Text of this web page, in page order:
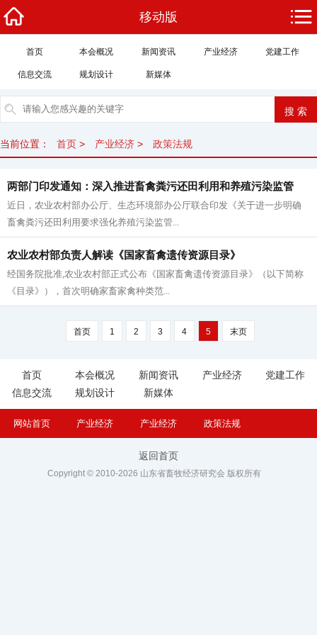
移动版
首页 本会概况 新闻资讯 产业经济 党建工作
信息交流 规划设计 新媒体
当前位置： 首页 > 产业经济 > 政策法规
两部门印发通知：深入推进畜禽粪污还田利用和养殖污染监管
近日，农业农村部办公厅、生态环境部办公厅联合印发《关于进一步明确
畜禽粪污还田利用要求强化养殖污染监管...
农业农村部负责人解读《国家畜禽遗传资源目录》
经国务院批准,农业农村部正式公布《国家畜禽遗传资源目录》（以下简称
《目录》），首次明确家畜家禽种类范...
首页 1 2 3 4 5 末页
首页 本会概况 新闻资讯 产业经济
党建工作
信息交流
规划设计 新媒体
网站首页 产业经济 产业经济 政策法规
返回首页
Copyright © 2010-2026 山东省畜牧经济研究会 版权所有